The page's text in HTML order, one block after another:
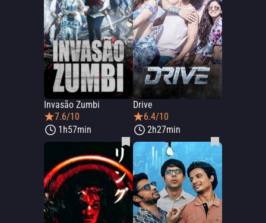
Invasão Zumbi
7.6/10
1h57min
Drive
6.4/10
2h27min